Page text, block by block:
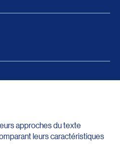
approches du texte
leurs caractéristiques